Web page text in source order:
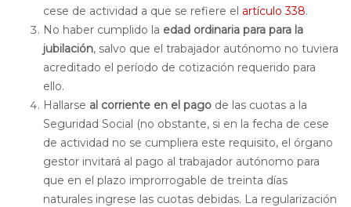
cese de actividad a que se refiere el artículo 338.
No haber cumplido la edad ordinaria para para la
jubilación, salvo que el trabajador autónomo no tuviera
acreditado el período de cotización requerido para
ello.
Hallarse al corriente en el pago de las cuotas a la
Seguridad Social (no obstante, si en la fecha de cese
de actividad no se cumpliera este requisito, el órgano
gestor invitará al pago al trabajador autónomo para
que en el plazo improrrogable de treinta días
naturales ingrese las cuotas debidas. La regularización